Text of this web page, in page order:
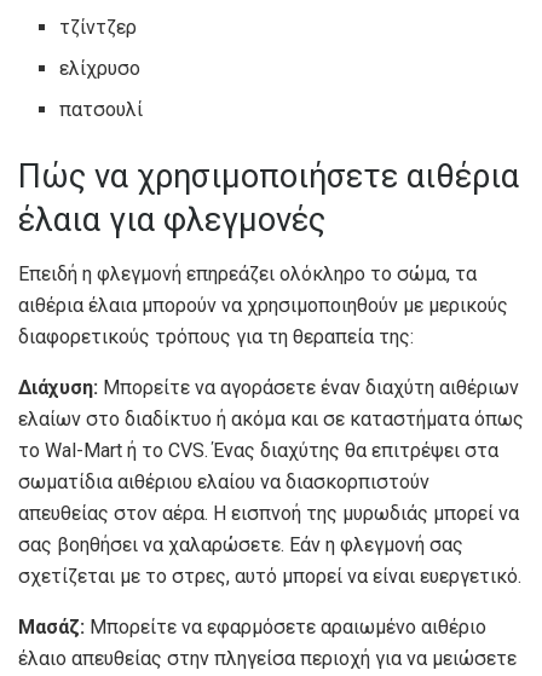
τζίντζερ
ελίχρυσο
πατσουλί
Πώς να χρησιμοποιήσετε αιθέρια
έλαια για φλεγμονές
Επειδή η φλεγμονή επηρεάζει ολόκληρο το σώμα, τα
αιθέρια έλαια μπορούν να χρησιμοποιηθούν με μερικούς
διαφορετικούς τρόπους για τη θεραπεία της:
Διάχυση: Μπορείτε να αγοράσετε έναν διαχύτη αιθέριων
ελαίων στο διαδίκτυο ή ακόμα και σε καταστήματα όπως
το Wal-Mart ή το CVS. Ένας διαχύτης θα επιτρέψει στα
σωματίδια αιθέριου ελαίου να διασκορπιστούν
απευθείας στον αέρα. Η εισπνοή της μυρωδιάς μπορεί να
σας βοηθήσει να χαλαρώσετε. Εάν η φλεγμονή σας
σχετίζεται με το στρες, αυτό μπορεί να είναι ευεργετικό.
Μασάζ: Μπορείτε να εφαρμόσετε αραιωμένο αιθέριο
έλαιο απευθείας στην πληγείσα περιοχή για να μειώσετε